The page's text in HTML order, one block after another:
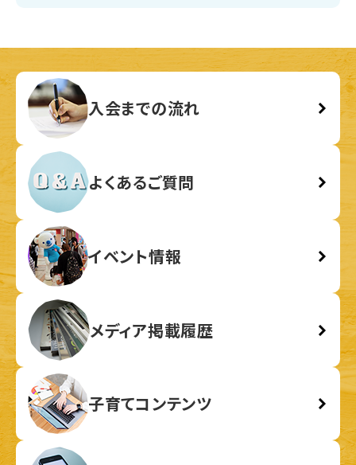
入会までの流れ
よくあるご質問
イベント情報
メディア掲載履歴
子育てコンテンツ